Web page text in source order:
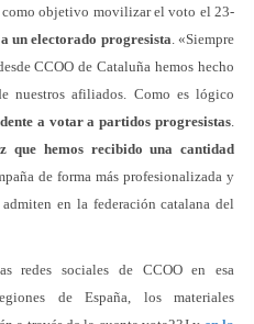
como objetivo movilizar el voto el 23-
un electorado progresista. «Siempre
CCOO de Cataluña hemos hecho
nuestros afiliados. Como es lógico
a votar a partidos progresistas.
que hemos recibido una cantidad
de forma más profesionalizada y
en la federación catalana del
redes sociales de CCOO en esa
de España, los materiales